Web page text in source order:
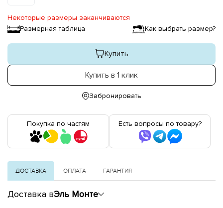
Некоторые размеры заканчиваются
Размерная таблица
Как выбрать размер?
Купить
Купить в 1 клик
Забронировать
Покупка по частям Есть вопросы по товару?
ДОСТАВКА ОПЛАТА ГАРАНТИЯ
Доставка вЭль Монте